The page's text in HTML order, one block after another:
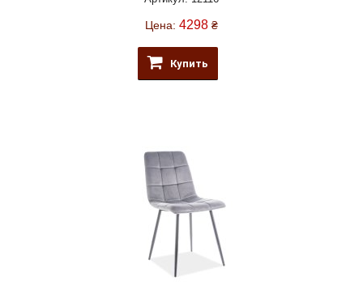
Цена: 4298 ₴
Купить